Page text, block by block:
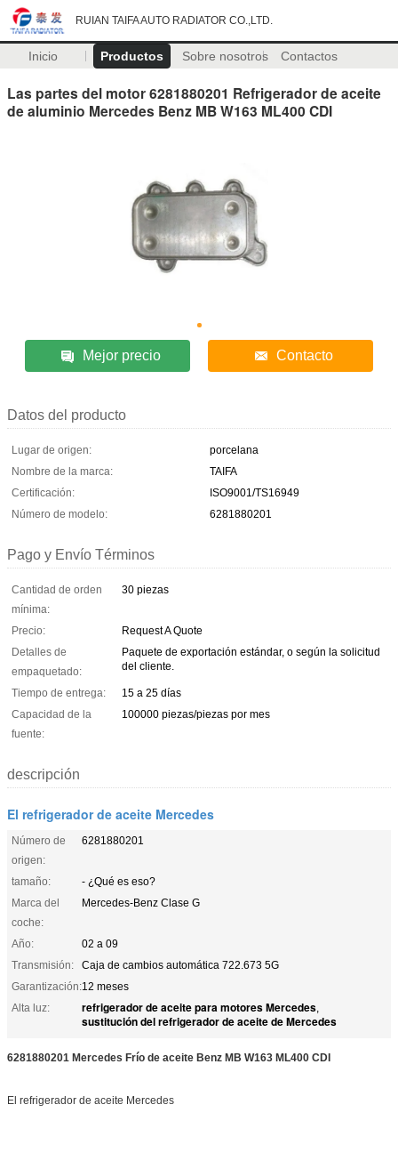
RUIAN TAIFA AUTO RADIATOR CO.,LTD.
Inicio Productos Sobre nosotros Contactos
Las partes del motor 6281880201 Refrigerador de aceite
de aluminio Mercedes Benz MB W163 ML400 CDI
Mejor precio Contacto
Datos del producto
Lugar de origen:
porcelana
Nombre de la marca:
TAIFA
Certificación:
ISO9001/TS16949
Número de modelo:
6281880201
Pago y Envío Términos
Cantidad de orden
mínima:
30 piezas
Precio:
Request A Quote
Detalles de
empaquetado:
Paquete de exportación estándar, o según la solicitud
del cliente.
Tiempo de entrega:
15 a 25 días
Capacidad de la
fuente:
100000 piezas/piezas por mes
descripción
El refrigerador de aceite Mercedes
Número de
origen:
6281880201
tamaño:
- ¿Qué es eso?
Marca del
coche:
Mercedes-Benz Clase G
Año:
02 a 09
Transmisión:
Caja de cambios automática 722.673 5G
Garantización:12 meses
Alta luz:
refrigerador de aceite para motores Mercedes,
sustitución del refrigerador de aceite de Mercedes
6281880201 Mercedes Frío de aceite Benz MB W163 ML400 CDI
El refrigerador de aceite Mercedes